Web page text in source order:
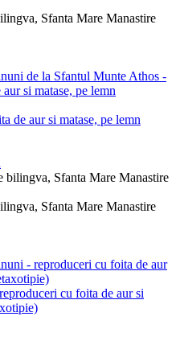
Sfanta Mare Manastire
de la Sfantul Munte Athos -
si matase, pe lemn
de aur si matase, pe lemn
Sfanta Mare Manastire
- reproduceri cu foita de aur
cu foita de aur si